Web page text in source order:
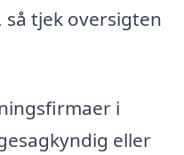
tjek oversigten
i
eller